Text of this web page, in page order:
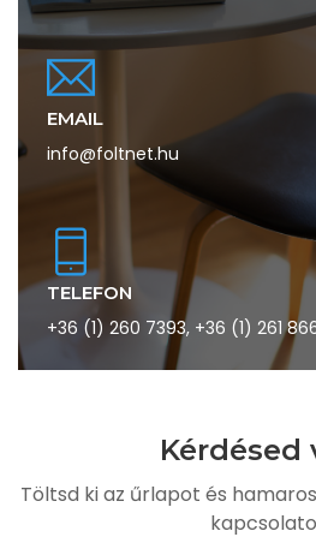
EMAIL
info@foltnet.hu
TELEFON
+36 (1) 260 7393, +36 (1) 261
Kérdésed
Töltsd ki az űrlapot és